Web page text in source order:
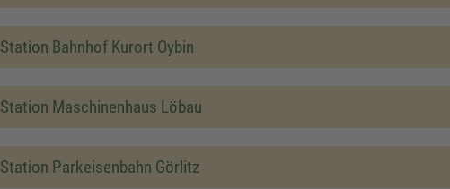
Station Bahnhof Kurort Oybin
Station Maschinenhaus Löbau
Station Parkeisenbahn Görlitz